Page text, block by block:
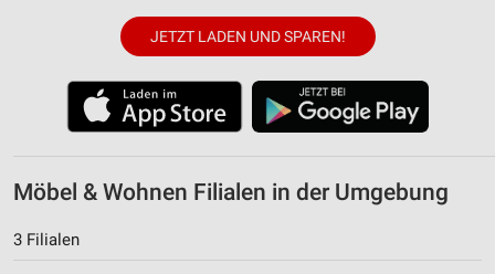
JETZT LADEN UND SPAREN!
Möbel & Wohnen Filialen in der Umgebung
3 Filialen